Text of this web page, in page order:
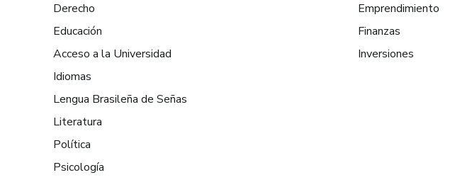
Derecho
Educación
Acceso a la Universidad
Idiomas
Lengua Brasileña de Señas
Literatura
Política
Psicología
Emprendimiento
Finanzas
Inversiones